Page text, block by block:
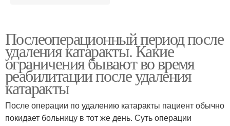
Послеоперационный период после
удаления катаракты. Какие
ограничения бывают во время
реабилитации после удаления
катаракты
После операции по удалению катаракты пациент обычно
покидает больницу в тот же день. Суть операции